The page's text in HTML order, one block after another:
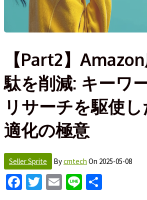
【Part2】
駄を削減: キーワ
リサーチを駆使し
適化の極意
Seller Sprite Bycmtech On 2025-05-08
Facebook
Twitter
Email
Line